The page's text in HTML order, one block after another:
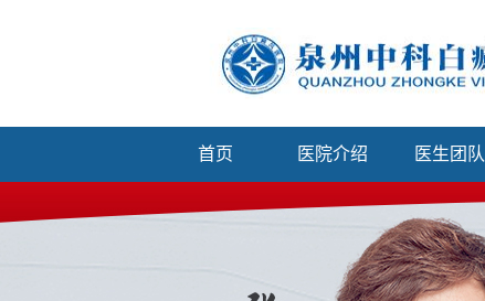
首页 医院介绍 医生团队